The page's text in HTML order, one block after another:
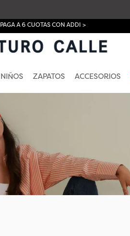
PAGA A 6 CUOTAS CON ADDI >
NIÑOS ZAPATOS ACCESORIOS